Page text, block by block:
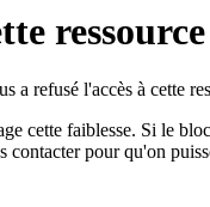
refusé l'accès à cette
cette faiblesse. Si le
pour qu'on